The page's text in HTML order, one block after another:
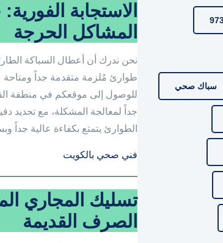
الاستجابة
المشاكل الحرجة
نحن ندرك أن أعطال السباكة
طوارئ مُلزمة متقدمة جداً ومتاحة
للوصول إلى موقعكم في منطقة
جداً لمعالجة المشكلة، مع تحديد
الطوارئ يتمتع بكفاءة عالية جداً
فني صحي بالكويت
تسليك المجاري
الصرف القديمة
سباك صحي